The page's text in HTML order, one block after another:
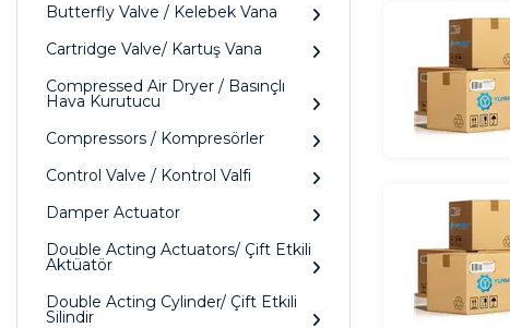
Butterfly Valve / Kelebek Vana
Cartridge Valve/ Kartuş Vana
Compressed Air Dryer / Basınçlı
Hava Kurutucu
Compressors / Kompresörler
Control Valve / Kontrol Valfi
Damper Actuator
Double Acting Actuators/ Çift Etkili
Aktüatör
Double Acting Cylinder/ Çift Etkili
Silindir